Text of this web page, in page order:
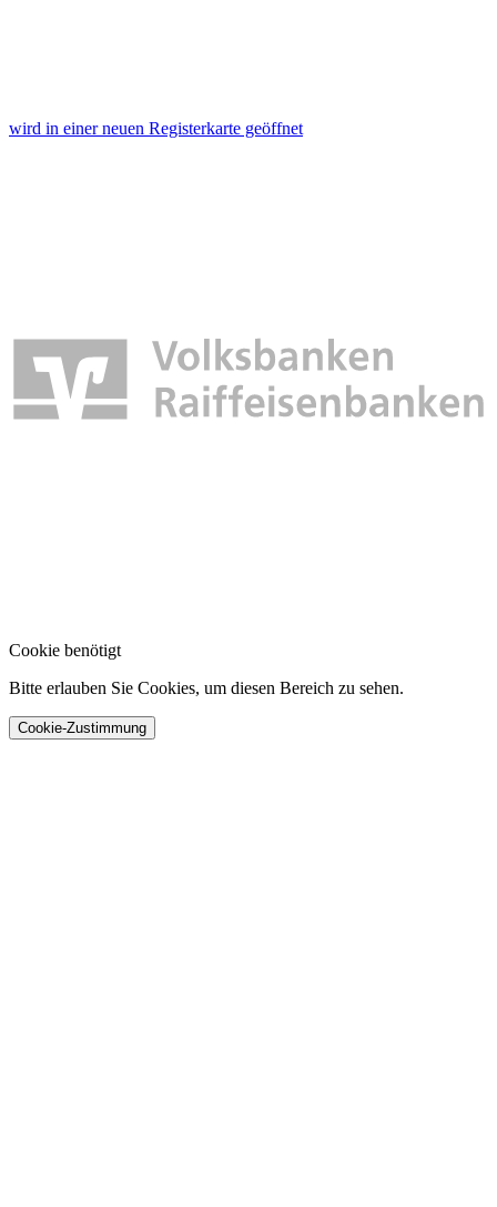
wird in einer neuen Registerkarte geöffnet
Cookie benötigt
Bitte erlauben Sie Cookies, um diesen Bereich zu sehen.
Cookie-Zustimmung